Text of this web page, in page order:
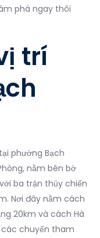
phá ngay thôi
trí
phường Bạch
nằm bên bờ
ba trận thủy chiến
Nơi đây nằm cách
20km và cách Hà
các chuyến tham